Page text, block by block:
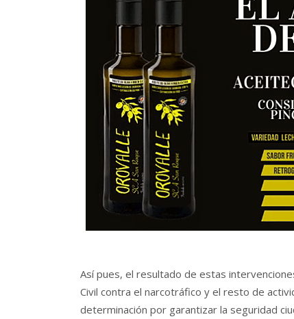
Así pues, el resultado de estas
Civil contra el narcotráfico y el resto de
determinación por garantizar la seguridad